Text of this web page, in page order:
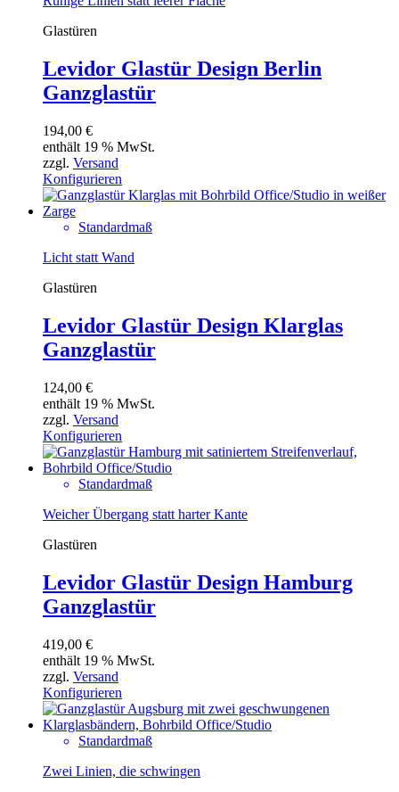
Glastüren
Levidor Glastür Design Berlin
Ganzglastür
194,00 €
enthält 19 % MwSt.
zzgl. Versand
Konfigurieren
Standardmaß
Licht statt Wand
Glastüren
Levidor Glastür Design Klarglas
Ganzglastür
124,00 €
enthält 19 % MwSt.
zzgl. Versand
Konfigurieren
Standardmaß
Weicher Übergang statt harter Kante
Glastüren
Levidor Glastür Design Hamburg
Ganzglastür
419,00 €
enthält 19 % MwSt.
zzgl. Versand
Konfigurieren
Standardmaß
Zwei Linien, die schwingen